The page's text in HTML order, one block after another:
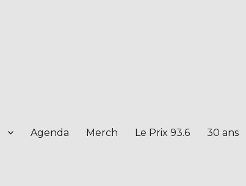
Agenda Merch Le Prix 93.6 30 ans